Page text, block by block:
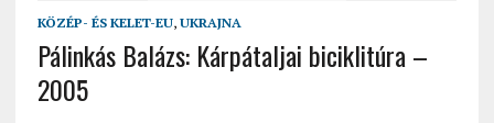
KÖZÉP- ÉS KELET-EU, UKRAJNA
Pálinkás Balázs: Kárpátaljai biciklitúra –
2005